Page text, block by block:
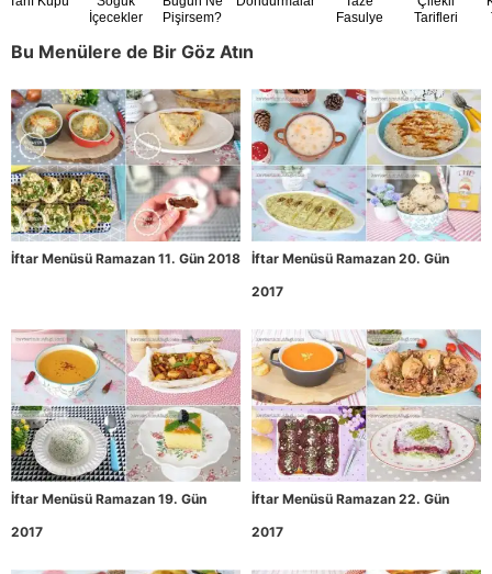
İçecekler
Pişirsem?
Fasulye
Tarifleri
Bu Menülere de Bir Göz Atın
İftar Menüsü Ramazan 11. Gün 2018
İftar Menüsü Ramazan 20. Gün
2017
İftar Menüsü Ramazan 19. Gün
2017
İftar Menüsü Ramazan 22. Gün
2017